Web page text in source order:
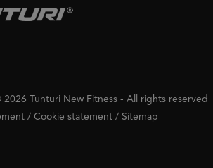
Tunturi New Fitness - All rights reserved
/ Cookie statement / Sitemap